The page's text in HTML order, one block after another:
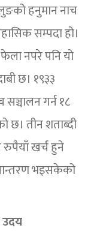
हनुमान नाच
सम्पदा हो।
नपरे पनि यो
छ। १९३३
गर्न १८
छ। तीन शताब्दी
रुपैयाँ खर्च हुने
भइसकेको
उदय